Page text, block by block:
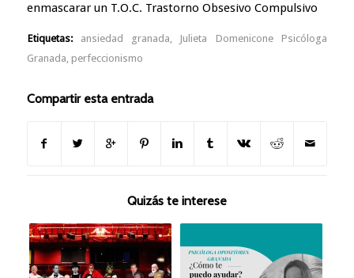
enmascarar un T.O.C. Trastorno Obsesivo Compulsivo
Etiquetas: ansiedad granada
Julieta Domenicone Psicóloga
Granada perfeccionismo
Compartir esta entrada
Quizás te interese